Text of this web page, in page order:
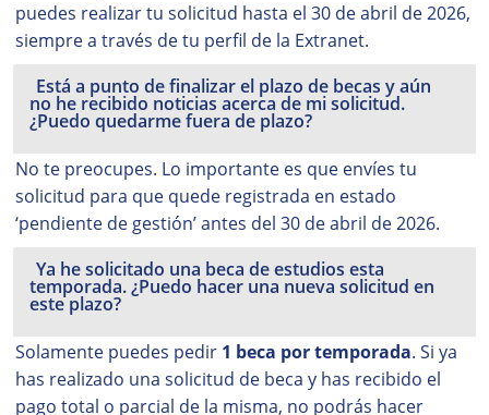
puedes realizar tu solicitud hasta el 30 de abril de 2026,
siempre a través de tu perfil de la Extranet.
Está a punto de finalizar el plazo de becas y aún
no he recibido noticias acerca de mi solicitud.
¿Puedo quedarme fuera de plazo?
No te preocupes. Lo importante es que envíes tu
solicitud para que quede registrada en estado
‘pendiente de gestión’ antes del 30 de abril de 2026.
Ya he solicitado una beca de estudios esta
temporada. ¿Puedo hacer una nueva solicitud en
este plazo?
Solamente puedes pedir 1 beca por temporada. Si ya
has realizado una solicitud de beca y has recibido el
pago total o parcial de la misma, no podrás hacer